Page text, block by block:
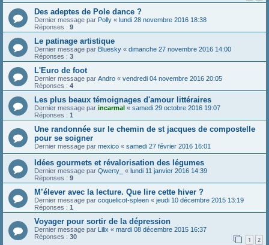
Des adeptes de Pole dance ?
Dernier message par Polly « lundi 28 novembre 2016 18:38
Réponses : 9
Le patinage artistique
Dernier message par Bluesky « dimanche 27 novembre 2016 14:00
Réponses : 3
L'Euro de foot
Dernier message par Andro « vendredi 04 novembre 2016 20:05
Réponses : 4
Les plus beaux témoignages d'amour littéraires
Dernier message par incarmal « samedi 29 octobre 2016 19:07
Réponses : 1
Une randonnée sur le chemin de st jacques de compostelle
pour se soigner
Dernier message par mexico « samedi 27 février 2016 16:01
Idées gourmets et révalorisation des légumes
Dernier message par Qwerty_ « lundi 11 janvier 2016 14:39
Réponses : 9
M’élever avec la lecture. Que lire cette hiver ?
Dernier message par coquelicot-spleen « jeudi 10 décembre 2015 13:19
Réponses : 1
Voyager pour sortir de la dépression
Dernier message par Lilix « mardi 08 décembre 2015 16:37
Réponses : 30 1 2